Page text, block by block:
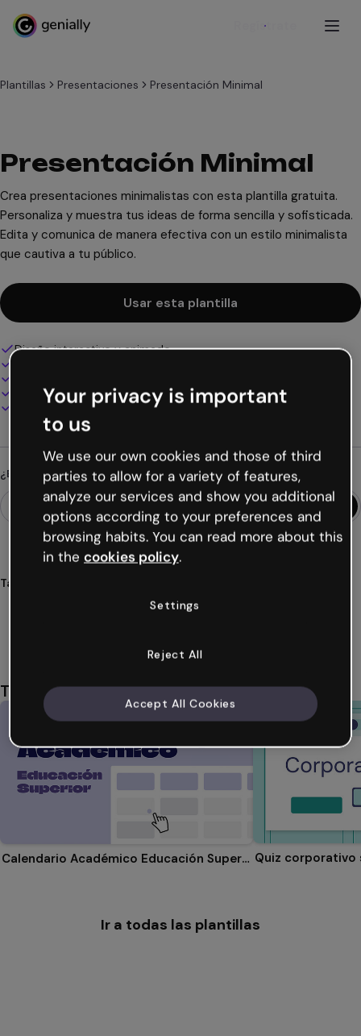
Regístrate
Plantillas Presentaciones Presentación Minimal
Presentación Minimal
Crea presentaciones minimalistas con esta plantilla gratuita.
Personaliza y muestra tus ideas de forma sencilla y sofisticada.
Edita y comunica de manera efectiva con un estilo minimalista
que cautiva a tu público.
Usar esta plantilla
Diseño interactivo y animado
Presenta, comparte o publica online
Descarga en PDF, MP4 y otros formatos
¿Buscas algo diferente?
Tags
minimalista
También te puede gustar
Calendario Académico Educación Superior Quiz corporativo
Ir a todas las plantillas
Your privacy is important
to us
We use our own cookies and those of third
parties to allow for a variety of features,
analyze our services and show you additional
options according to your preferences and
browsing habits. You can read more about this
in the cookies policy.
Settings
Reject All
Accept All Cookies